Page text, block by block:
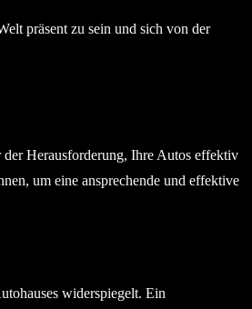
präsent zu sein und sich von der
Herausforderung, Ihre Autos effektiv
um eine ansprechende und effektive
widerspiegelt. Ein